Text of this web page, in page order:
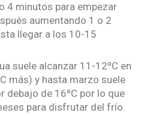
4 minutos para empezar
aumentando 1 o 2
llegar a los 10-15
suele alcanzar 11-12ºC en
más) y hasta marzo suele
debajo de 16ºC por lo que
para disfrutar del frío.